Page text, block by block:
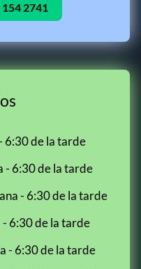
2741
6:30 de la tarde
- 6:30 de la tarde
- 6:30 de la tarde
- 6:30 de la tarde
- 6:30 de la tarde